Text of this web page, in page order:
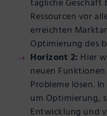
tägliche Geschäft
Ressourcen vor
erreichten
Optimierung des
Horizont 2: Hier
neuen
Probleme lösen.
um Optimierung,
Entwicklung und